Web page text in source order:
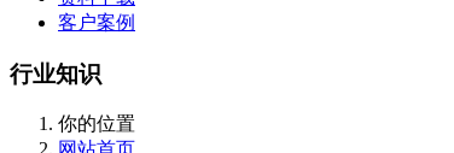
客户案例
行业知识
你的位置